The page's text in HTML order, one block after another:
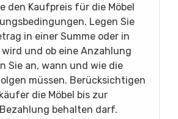
den Kaufpreis für die Möbel
Legen Sie
in einer Summe oder in
und ob eine Anzahlung
Sie an, wann und wie die
müssen. Berücksichtigen
die Möbel bis zur
behalten darf.